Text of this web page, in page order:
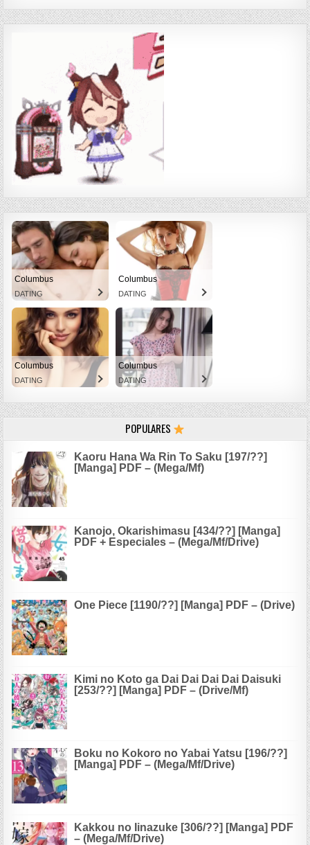
Columbus
DATING
Columbus
DATING
Columbus
DATING
Columbus
DATING
POPULARES
Kaoru Hana Wa Rin To Saku [197/??]
[Manga] PDF – (Mega/Mf)
Kanojo, Okarishimasu [434/??] [Manga]
PDF + Especiales – (Mega/Mf/Drive)
One Piece [1190/??] [Manga] PDF – (Drive)
Kimi no Koto ga Dai Dai Dai Dai Daisuki
[253/??] [Manga] PDF – (Drive/Mf)
Boku no Kokoro no Yabai Yatsu [196/??]
[Manga] PDF – (Mega/Mf/Drive)
Kakkou no Iinazuke [306/??] [Manga] PDF
– (Mega/Mf/Drive)